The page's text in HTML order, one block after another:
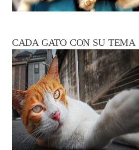
CADA GATO CON SU TEMA